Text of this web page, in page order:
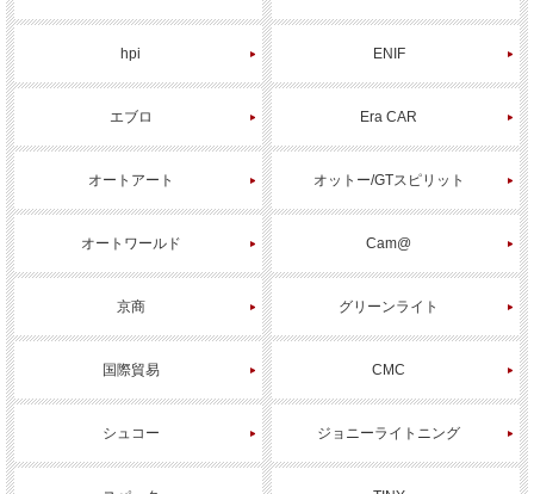
hpi ENIF
エブロ Era CAR
オートアート オットー/GTスピリット
オートワールド Cam@
京商 グリーンライト
国際貿易 CMC
シュコー ジョニーライトニング